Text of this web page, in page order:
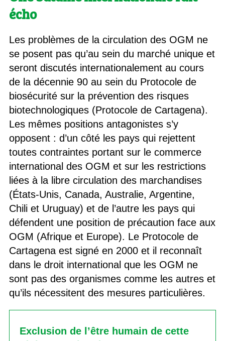
écho
Les problèmes de la circulation des OGM ne
se posent pas qu’au sein du marché unique et
seront discutés internationalement au cours
de la décennie 90 au sein du Protocole de
biosécurité sur la prévention des risques
biotechnologiques (Protocole de Cartagena).
Les mêmes positions antagonistes s’y
opposent : d’un côté les pays qui rejettent
toutes contraintes portant sur le commerce
international des OGM et sur les restrictions
liées à la libre circulation des marchandises
(États-Unis, Canada, Australie, Argentine,
Chili et Uruguay) et de l’autre les pays qui
défendent une position de précaution face aux
OGM (Afrique et Europe). Le Protocole de
Cartagena est signé en 2000 et il reconnaît
dans le droit international que les OGM ne
sont pas des organismes comme les autres et
qu’ils nécessitent des mesures particulières.
Exclusion de l’être humain de cette